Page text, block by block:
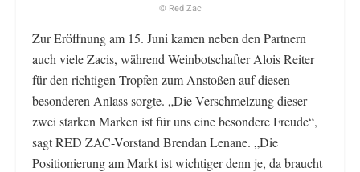
© Red Zac
Zur Eröffnung am 15. Juni kamen neben den Partnern
auch viele Zacis, während Weinbotschafter Alois Reiter
für den richtigen Tropfen zum Anstoßen auf diesen
besonderen Anlass sorgte. „Die Verschmelzung dieser
zwei starken Marken ist für uns eine besondere Freude“,
sagt RED ZAC-Vorstand Brendan Lenane. „Die
Positionierung am Markt ist wichtiger denn je, da braucht